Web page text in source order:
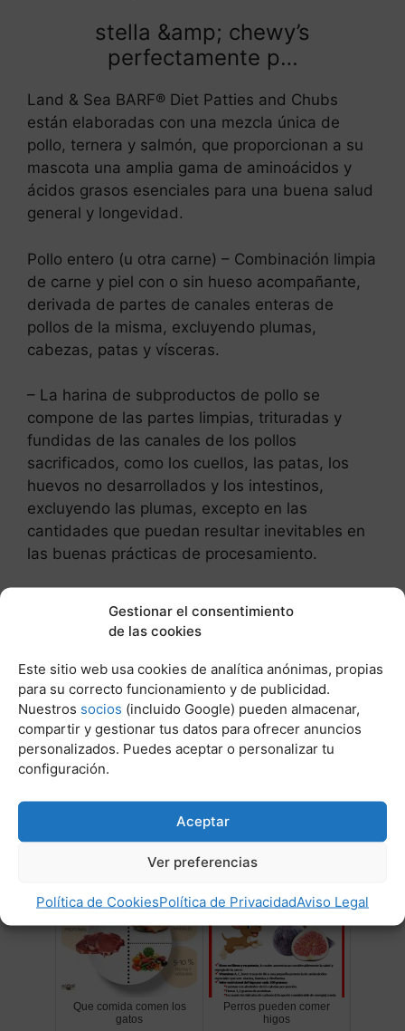
Gestionar el consentimiento
de las cookies
Este sitio web usa cookies de analítica anónimas, propias
para su correcto funcionamiento y de publicidad.
Nuestros socios (incluido Google) pueden almacenar,
compartir y gestionar tus datos para ofrecer anuncios
personalizados. Puedes aceptar o personalizar tu
configuración.
Aceptar
Ver preferencias
Política de CookiesPolítica de PrivacidadAviso Legal
stella &amp; chewy’s
perfectamente p…
Land & Sea BARF® Diet Patties and Chubs
están elaboradas con una mezcla única de
pollo, ternera y salmón, que proporcionan a su
mascota una amplia gama de aminoácidos y
ácidos grasos esenciales para una buena salud
general y longevidad.
Pollo entero (u otra carne) – Combinación limpia
de carne y piel con o sin hueso acompañante,
derivada de partes de canales enteras de
pollos de la misma, excluyendo plumas,
cabezas, patas y vísceras.
– La harina de subproductos de pollo se
compone de las partes limpias, trituradas y
fundidas de las canales de los pollos
sacrificados, como los cuellos, las patas, los
huevos no desarrollados y los intestinos,
excluyendo las plumas, excepto en las
cantidades que puedan resultar inevitables en
las buenas prácticas de procesamiento.
Post Relacionados:
perros pdf
esterilizar a una perrita
Que comida comen los
gatos
Perros pueden comer
higos